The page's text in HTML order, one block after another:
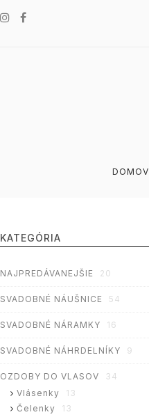
DOMOV
KATEGÓRIA
NAJPREDÁVANEJŠIE 20
SVADOBNÉ NÁUŠNICE 54
SVADOBNÉ NÁRAMKY 16
SVADOBNÉ NÁHRDELNÍKY 9
OZDOBY DO VLASOV
34
Vlásenky
13
Čelenky
13